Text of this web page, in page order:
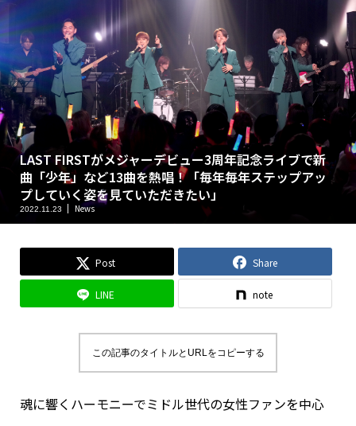
LAST FIRSTがメジャーデビュー3周年記念ライブで新
曲「少年」など13曲を熱唱！「毎年毎年ステップアッ
プしていく姿を見ていただきたい」
2022.11.23 News
Post Share
LINE note
この記事のタイトルとURLをコピーする
魂に響くハーモニーでミドル世代の女性ファンを中心